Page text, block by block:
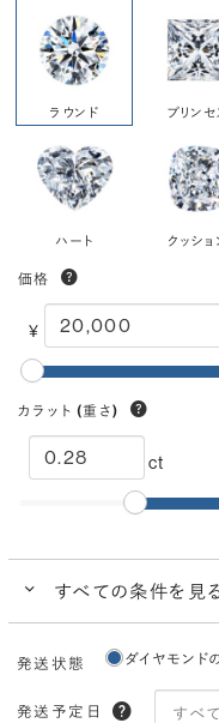
ラウンド プリンセ
ハート クッショ
価格
¥
カラット (重さ)
ct
すべての条件を見
ブランドで人気の品質 ダ
発送状態 ダイヤモンド
発送予定日